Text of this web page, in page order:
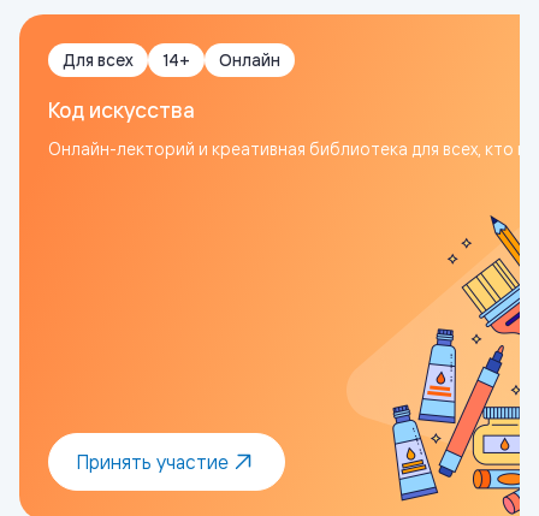
Для всех 14+ Онлайн
Код искусства
Онлайн-лекторий и креативная библиотека для всех, кто
Принять участие